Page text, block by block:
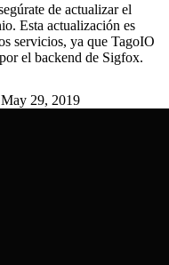
de actualizar el
Esta actualización es
servicios, ya que TagoIO
el backend de Sigfox.
May 29, 2019